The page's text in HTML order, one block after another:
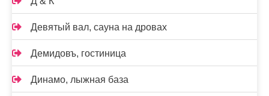
Девятый вал, сауна на дровах
Демидовъ, гостиница
Динамо, лыжная база